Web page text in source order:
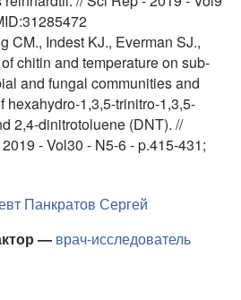
CM., Indest KJ., Everman SJ.,
chitin and temperature on sub-
and fungal communities and
hexahydro-1,3,5-trinitro-1,3,5-
2,4-dinitrotoluene (DNT). //
- Vol30 - N5-6 - p.415-431;
Панкратов Сергей
— врач-исследователь